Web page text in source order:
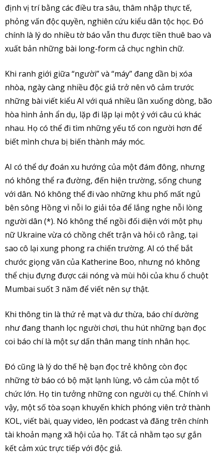
định vị trí bằng các điều tra sâu, thâm nhập thực tế,
phỏng vấn độc quyền, nghiên cứu kiểu dân tộc học. Đó
chính là lý do nhiều tờ báo vẫn thu được tiền thuê bao và
xuất bản những bài long-form cả chục nghìn chữ.
Khi ranh giới giữa “người” và “máy” đang dần bị xóa
nhòa, ngày càng nhiều độc giả trở nên vô cảm trước
những bài viết kiểu AI với quá nhiều lần xuống dòng, bão
hòa hình ảnh ẩn dụ, lặp đi lặp lại một ý với câu cú khác
nhau. Họ có thể đi tìm những yếu tố con người hơn để
biết mình chưa bị biến thành máy móc.
AI có thể dự đoán xu hướng của một đám đông, nhưng
nó không thể ra đường, đến hiện trường, sống chung
với dân. Nó không thể đi vào những khu phố mất ngủ
bên sông Hồng vì nỗi lo giải tỏa để lắng nghe nỗi lòng
người dân (*). Nó không thể ngồi đối diện với một phụ
nữ Ukraine vừa có chồng chết trận và hỏi cô rằng, tại
sao cô lại xung phong ra chiến trường. AI có thể bắt
chước giọng văn của Katherine Boo, nhưng nó không
thể chịu đựng được cái nóng và mùi hôi của khu ổ chuột
Mumbai suốt 3 năm để viết nên sự thật.
Khi thông tin là thứ rẻ mạt và dư thừa, báo chí dường
như đang thanh lọc người chơi, thu hút những bạn đọc
coi báo chí là một sự dấn thân mang tính nhân học.
Đó cũng là lý do thế hệ bạn đọc trẻ không còn đọc
những tờ báo có bộ mặt lạnh lùng, vô cảm của một tổ
chức lớn. Họ tin tưởng những con người cụ thể. Chính vì
vậy, một số tòa soạn khuyến khích phóng viên trở thành
KOL, viết bài, quay video, lên podcast và đăng trên chính
tài khoản mạng xã hội của họ. Tất cả nhằm tạo sự gắn
kết cảm xúc trực tiếp với độc giả.